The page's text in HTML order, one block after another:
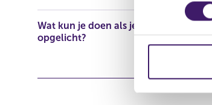
t
i
Wat kun je doen als je bent
opgelicht?